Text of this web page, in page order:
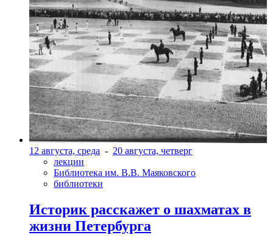
12 августа, среда - 20 августа, четверг
лекции
Библиотека им. В.В. Маяковского
библиотеки
Историк расскажет о шахматах в
жизни Петербурга